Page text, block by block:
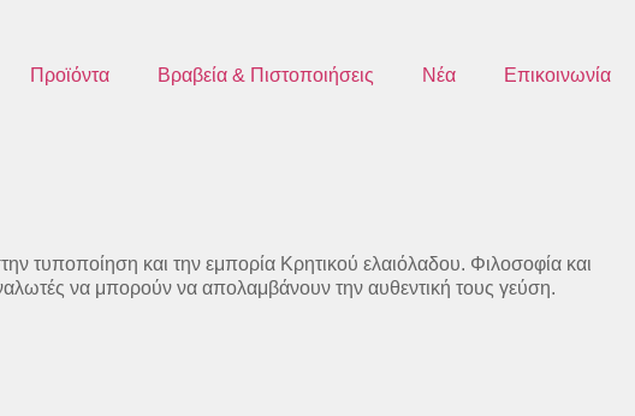
Προϊόντα Βραβεία & Πιστοποιήσεις Νέα Επικοινωνία
τυποποίηση και την εμπορία Κρητικού ελαιόλαδου. Φιλοσοφία και
να μπορούν να απολαμβάνουν την αυθεντική τους γεύση.